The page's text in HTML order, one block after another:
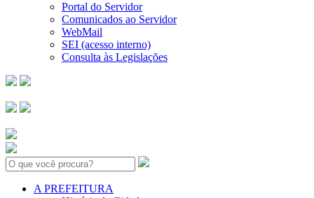
Portal do Servidor
Comunicados ao Servidor
WebMail
SEI (acesso interno)
Consulta às Legislações
Search:
A PREFEITURA